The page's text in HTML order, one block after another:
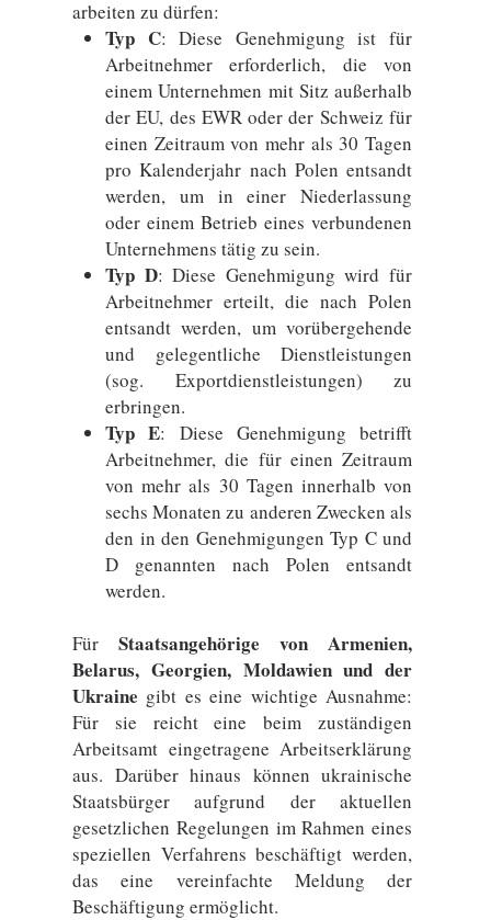
arbeiten zu dürfen:
Typ C: Diese Genehmigung ist für
Arbeitnehmer erforderlich, die von
einem Unternehmen mit Sitz außerhalb
der EU, des EWR oder der Schweiz für
einen Zeitraum von mehr als 30 Tagen
pro Kalenderjahr nach Polen entsandt
werden, um in einer Niederlassung
oder einem Betrieb eines verbundenen
Unternehmens tätig zu sein.
Typ D: Diese Genehmigung wird für
Arbeitnehmer erteilt, die nach Polen
entsandt werden, um vorübergehende
und gelegentliche Dienstleistungen
(sog. Exportdienstleistungen) zu
erbringen.
Typ E: Diese Genehmigung betrifft
Arbeitnehmer, die für einen Zeitraum
von mehr als 30 Tagen innerhalb von
sechs Monaten zu anderen Zwecken als
den in den Genehmigungen Typ C und
D genannten nach Polen entsandt
werden.
Für Staatsangehörige von Armenien,
Belarus, Georgien, Moldawien und der
Ukraine gibt es eine wichtige Ausnahme:
Für sie reicht eine beim zuständigen
Arbeitsamt eingetragene Arbeitserklärung
aus. Darüber hinaus können ukrainische
Staatsbürger aufgrund der aktuellen
gesetzlichen Regelungen im Rahmen eines
speziellen Verfahrens beschäftigt werden,
das eine vereinfachte Meldung der
Beschäftigung ermöglicht.